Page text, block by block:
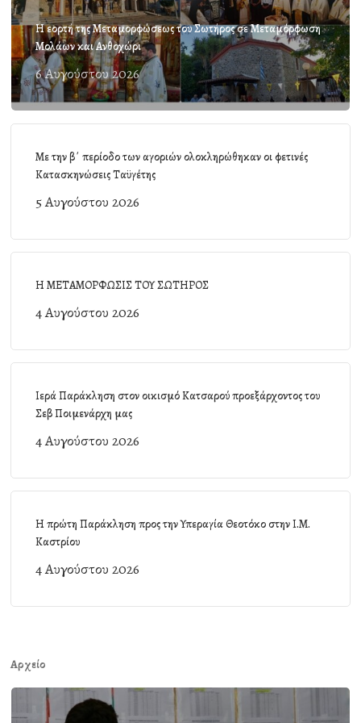
Η εορτή της Μεταμορφώσεως του Σωτήρος σε Μεταμόρφωση
Μολάων και Ανθοχώρι
6 Αυγούστου 2026
Με την β΄ περίοδο των αγοριών ολοκληρώθηκαν οι φετινές
Κατασκηνώσεις Ταϋγέτης
5 Αυγούστου 2026
Η ΜΕΤΑΜΟΡΦΩΣΙΣ ΤΟΥ ΣΩΤΗΡΟΣ
4 Αυγούστου 2026
Ιερά Παράκληση στον οικισμό Κατσαρού προεξάρχοντος του
Σεβ Ποιμενάρχη μας
4 Αυγούστου 2026
Η πρώτη Παράκληση προς την Υπεραγία Θεοτόκο στην Ι.Μ.
Καστρίου
4 Αυγούστου 2026
Αρχείο